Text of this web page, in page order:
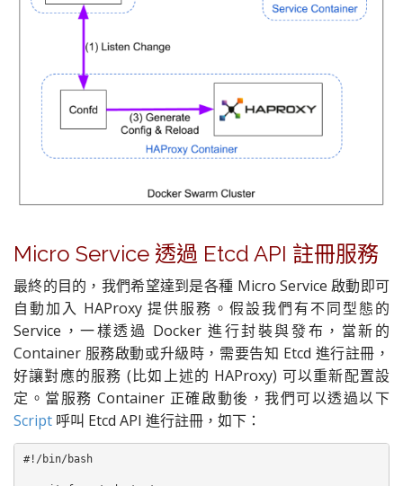
Micro Service 透過 Etcd API 註冊服務
最終的目的，我們希望達到是各種 Micro Service 啟動即可
自動加入 HAProxy 提供服務。 假設我們有不同型態的
Service，一樣透過 Docker 進行封裝與發布，當新的
Container 服務啟動或升級時，需要告知 Etcd 進行註冊，
好讓對應的服務 (比如上述的 HAProxy) 可以重新配置設
定。當服務 Container 正確啟動後，我們可以透過以下
Script 呼叫 Etcd API 進行註冊，如下：
#!/bin/bash